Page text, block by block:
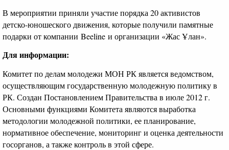
В мероприятии приняли участие порядка 20 активистов
детско-юношеского движения, которые получили памятные
подарки от компании Beeline и организации «Жас Ұлан».
Для информации:
Комитет по делам молодежи МОН РК является ведомством,
осуществляющим государственную молодежную политику в
РК. Создан Постановлением Правительства в июле 2012 г.
Основными функциями Комитета являются выработка
методологии молодежной политики, ее планирование,
нормативное обеспечение, мониторинг и оценка деятельности
госорганов, а также контроль в этой сфере.